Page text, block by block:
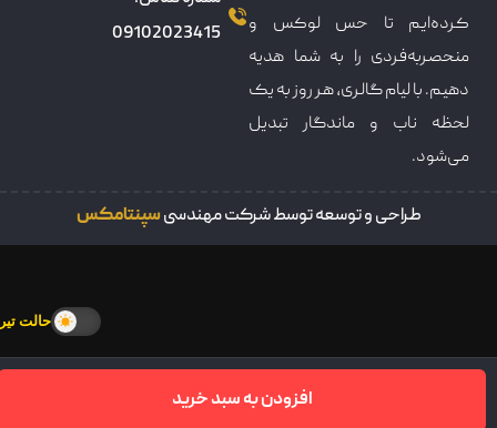
حالت تیره
افزودن به سبد خرید
کرده‌ایم تا حس لوکس و
منحصربه‌فردی را به شما هدیه
دهیم. با لیام گالری، هر روز به یک
لحظه ناب و ماندگار تبدیل
می‌شود.
09102023415
سبدخرید
طراحی و توسعه توسط شرکت مهندسیسپنتامکس